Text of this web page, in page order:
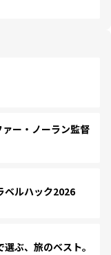
ー・ノーラン監督
ルハック2026
ぶ、旅のベスト。